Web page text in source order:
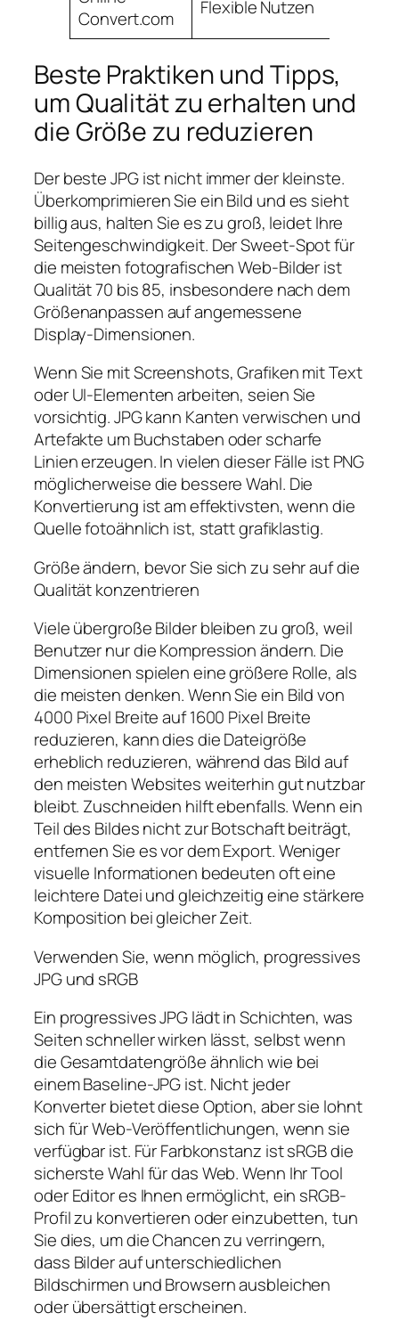
Convert.com
Flexible Nutzen
Beste Praktiken und Tipps,
um Qualität zu erhalten und
die Größe zu reduzieren
Der beste JPG ist nicht immer der kleinste.
Überkomprimieren Sie ein Bild und es sieht
billig aus, halten Sie es zu groß, leidet Ihre
Seitengeschwindigkeit. Der Sweet-Spot für
die meisten fotografischen Web-Bilder ist
Qualität 70 bis 85, insbesondere nach dem
Größenanpassen auf angemessene
Display-Dimensionen.
Wenn Sie mit Screenshots, Grafiken mit Text
oder UI-Elementen arbeiten, seien Sie
vorsichtig. JPG kann Kanten verwischen und
Artefakte um Buchstaben oder scharfe
Linien erzeugen. In vielen dieser Fälle ist PNG
möglicherweise die bessere Wahl. Die
Konvertierung ist am effektivsten, wenn die
Quelle fotoähnlich ist, statt grafiklastig.
Größe ändern, bevor Sie sich zu sehr auf die
Qualität konzentrieren
Viele übergroße Bilder bleiben zu groß, weil
Benutzer nur die Kompression ändern. Die
Dimensionen spielen eine größere Rolle, als
die meisten denken. Wenn Sie ein Bild von
4000 Pixel Breite auf 1600 Pixel Breite
reduzieren, kann dies die Dateigröße
erheblich reduzieren, während das Bild auf
den meisten Websites weiterhin gut nutzbar
bleibt. Zuschneiden hilft ebenfalls. Wenn ein
Teil des Bildes nicht zur Botschaft beiträgt,
entfernen Sie es vor dem Export. Weniger
visuelle Informationen bedeuten oft eine
leichtere Datei und gleichzeitig eine stärkere
Komposition bei gleicher Zeit.
Verwenden Sie, wenn möglich, progressives
JPG und sRGB
Ein progressives JPG lädt in Schichten, was
Seiten schneller wirken lässt, selbst wenn
die Gesamtdatengröße ähnlich wie bei
einem Baseline-JPG ist. Nicht jeder
Konverter bietet diese Option, aber sie lohnt
sich für Web-Veröffentlichungen, wenn sie
verfügbar ist. Für Farbkonstanz ist sRGB die
sicherste Wahl für das Web. Wenn Ihr Tool
oder Editor es Ihnen ermöglicht, ein sRGB-
Profil zu konvertieren oder einzubetten, tun
Sie dies, um die Chancen zu verringern,
dass Bilder auf unterschiedlichen
Bildschirmen und Browsern ausbleichen
oder übersättigt erscheinen.